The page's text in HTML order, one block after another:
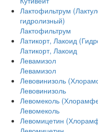
Лактофильтрум
гидролизный)
Лактофильтрум
Латикорт, Лакоид
Латикорт, Лакоид
Левамизол
Левамизол
Левовинизоль
Левовинизоль
Левомеколь
Левомеколь
Левомицетин